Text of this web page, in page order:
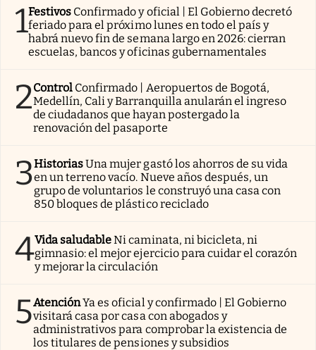
1Festivos Confirmado y oficial | El Gobierno decretó
feriado para el próximo lunes en todo el país y
habrá nuevo fin de semana largo en 2026: cierran
escuelas, bancos y oficinas gubernamentales
2Control Confirmado | Aeropuertos de Bogotá,
Medellín, Cali y Barranquilla anularán el ingreso
de ciudadanos que hayan postergado la
renovación del pasaporte
3HistoriasUna mujer gastó los ahorros de su vida
en un terreno vacío. Nueve años después, un
grupo de voluntarios le construyó una casa con
850 bloques de plástico reciclado
4Vida saludableNi caminata, ni bicicleta, ni
gimnasio: el mejor ejercicio para cuidar el corazón
y mejorar la circulación
5AtenciónYa es oficial y confirmado | El Gobierno
visitará casa por casa con abogados y
administrativos para comprobar la existencia de
los titulares de pensiones y subsidios